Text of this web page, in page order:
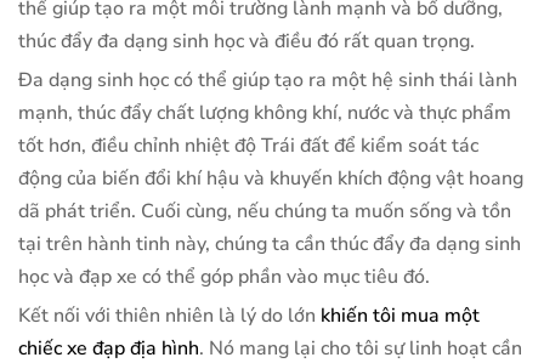
thể giúp tạo ra một môi trường lành mạnh và bổ dưỡng,
thúc đẩy đa dạng sinh học và điều đó rất quan trọng.
Đa dạng sinh học có thể giúp tạo ra một hệ sinh thái lành
mạnh, thúc đẩy chất lượng không khí, nước và thực phẩm
tốt hơn, điều chỉnh nhiệt độ Trái đất để kiểm soát tác
động của biến đổi khí hậu và khuyến khích động vật hoang
dã phát triển. Cuối cùng, nếu chúng ta muốn sống và tồn
tại trên hành tinh này, chúng ta cần thúc đẩy đa dạng sinh
học và đạp xe có thể góp phần vào mục tiêu đó.
Kết nối với thiên nhiên là lý do lớn khiến tôi mua một
chiếc xe đạp địa hình. Nó mang lại cho tôi sự linh hoạt cần